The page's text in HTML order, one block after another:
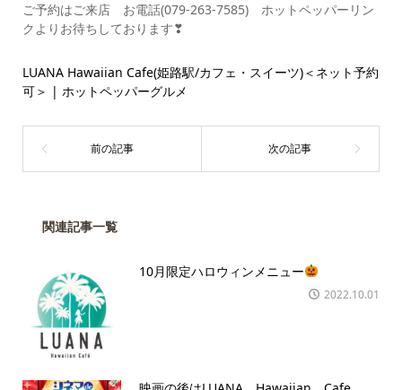
ご予約はご来店 お電話(079-263-7585) ホットペッパーリン
クよりお待ちしております❣
LUANA Hawaiian Cafe(姫路駅/カフェ・スイーツ)＜ネット予約
可＞ | ホットペッパーグルメ
関連記事一覧
10月限定ハロウィンメニュー
2022.10.01